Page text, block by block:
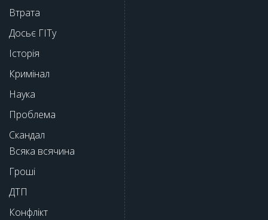
Втрата
Досьє ГІТу
Історія
Кримінал
Наука
Проблема
Скандал
Всяка всячина
Гроші
ДТП
Конфлікт